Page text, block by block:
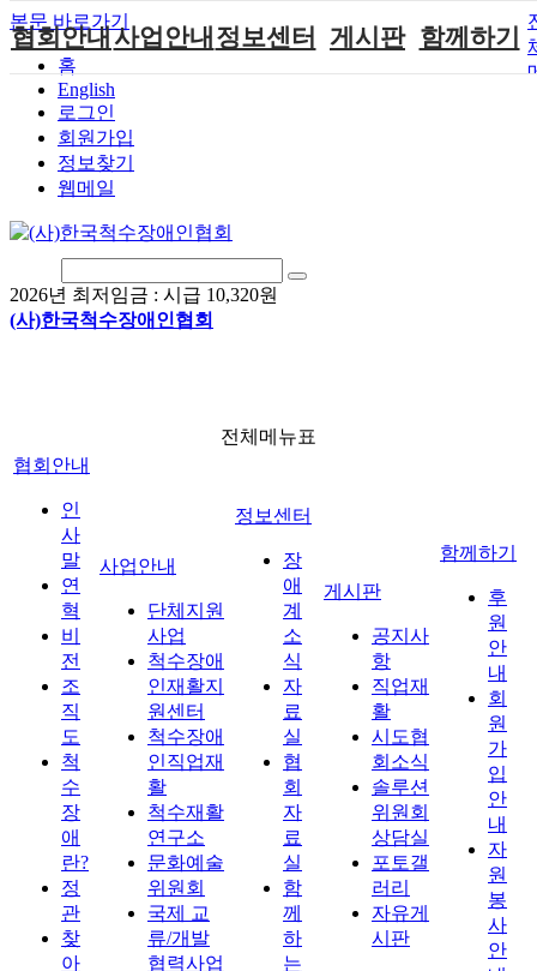
본문 바로가기
홈
English
로그인
회원가입
정보찾기
웹메일
2026년 최저임금 : 시급 10,320원
(사)한국척수장애인협회
협회안내
인사말
연혁
비전
조직도
척수장애란?
찾아오시는길
사업안내
단체지원사업
척수장애인재
활지원센터
척수장애인직
문화예술위원
회
정보센터 게시판 함께하기
전체메뉴표
협회안내
인
사
말
연
혁
비
전
조
직
도
척
수
장
애
란?
정
관
찾
아
사업안내
단체지원
사업
척수장애
인재활지
원센터
척수장애
인직업재
활
척수재활
연구소
문화예술
위원회
국제 교
류/개발
협력사업
정보센터
장
애
계
소
식
자
료
실
협
회
자
료
실
함
께
하
는
게시판
공지사
항
직업재
활
시도협
회소식
솔루션
위원회
상담실
포토갤
러리
자유게
시판
함께하기
후
원
안
내
회
원
가
입
안
내
자
원
봉
사
안